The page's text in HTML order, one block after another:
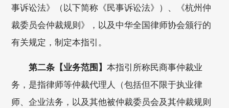
事诉讼法》（以下简称《民事诉讼法》）、《杭州仲
裁委员会仲裁规则》，以及中华全国律师协会颁行的
有关规定，制定本指引。
第二条【业务范围】本指引所称民商事仲裁业
务，是指律师等仲裁代理人（包括但不限于执业律
师、企业法务，以及其他被仲裁委员会及其仲裁规则